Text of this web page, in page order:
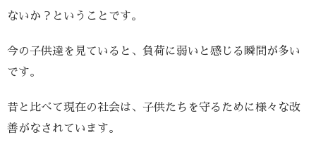
ないか？ということです。
今の子供達を見ていると、負荷に弱いと感じる瞬間が多い
です。
昔と比べて現在の社会は、子供たちを守るために様々な改
善がなされています。